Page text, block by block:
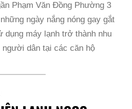
Phạm Văn Đồng Phường 3
ngày nắng nóng gay gắt
dụng máy lạnh trở thành nhu
dân tại các căn hộ